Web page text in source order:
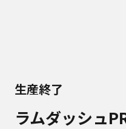
生産終了
ラムダッシュ